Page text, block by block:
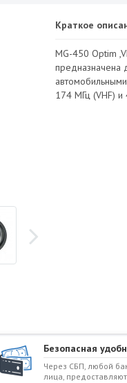
Краткое
MG-450 Optim
предназначена
174 МГц (VHF)
Безопасная
Через СБП, любой
лица,